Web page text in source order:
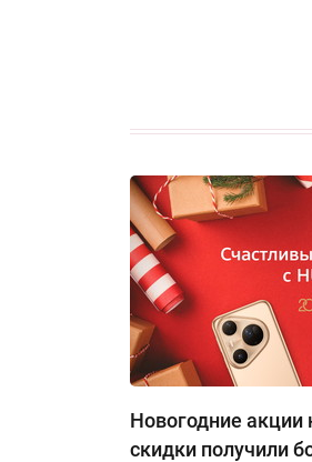
Новогодние акции
скидки получили